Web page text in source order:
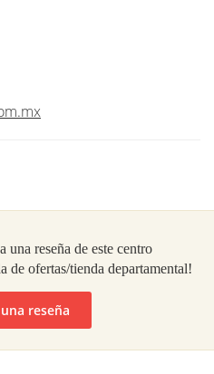
una reseña de este centro
de ofertas/tienda departamental!
reseña